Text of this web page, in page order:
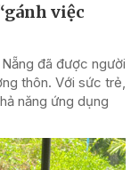
việc
đã được người
thôn. Với sức trẻ,
năng ứng dụng